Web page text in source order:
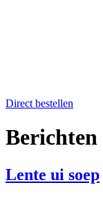
Direct bestellen
Berichten
Lente ui soep